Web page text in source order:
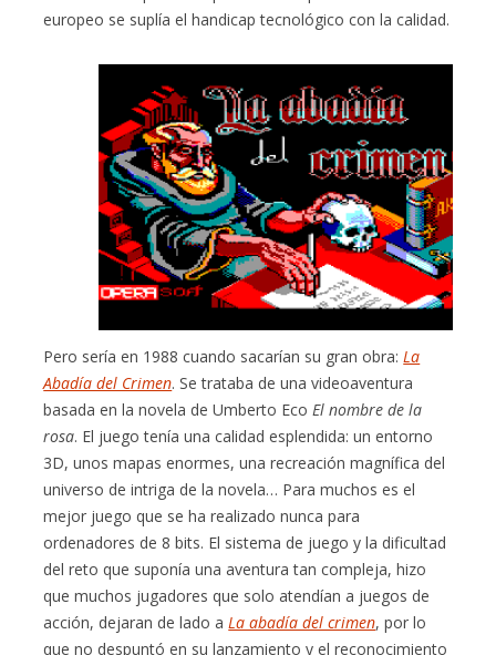
europeo se suplía el handicap tecnológico con la calidad.
Pero sería en 1988 cuando sacarían su gran obra: La
Abadía del Crimen. Se trataba de una videoaventura
basada en la novela de Umberto Eco El nombre de la
rosa. El juego tenía una calidad esplendida: un entorno
3D, unos mapas enormes, una recreación magnífica del
universo de intriga de la novela… Para muchos es el
mejor juego que se ha realizado nunca para
ordenadores de 8 bits. El sistema de juego y la dificultad
del reto que suponía una aventura tan compleja, hizo
que muchos jugadores que solo atendían a juegos de
acción, dejaran de lado a La abadía del crimen, por lo
que no despuntó en su lanzamiento y el reconocimiento